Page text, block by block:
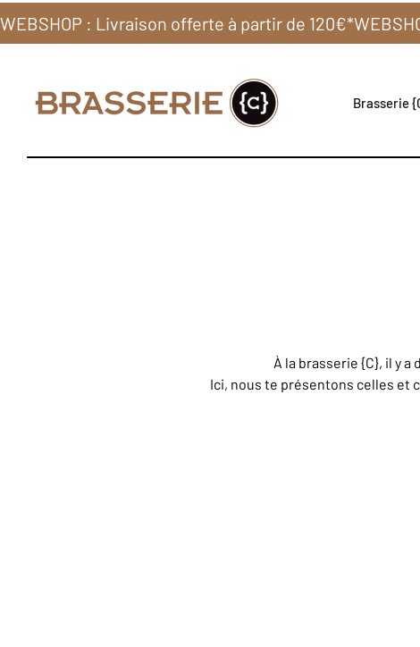
WEBSHOP : Livraison offerte à partir de 120€*
Brasserie
À la brasserie {C}, il y
Ici, nous te présentons celles et